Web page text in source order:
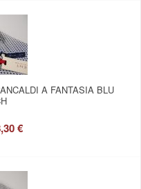
A FANTASIA BLU
€